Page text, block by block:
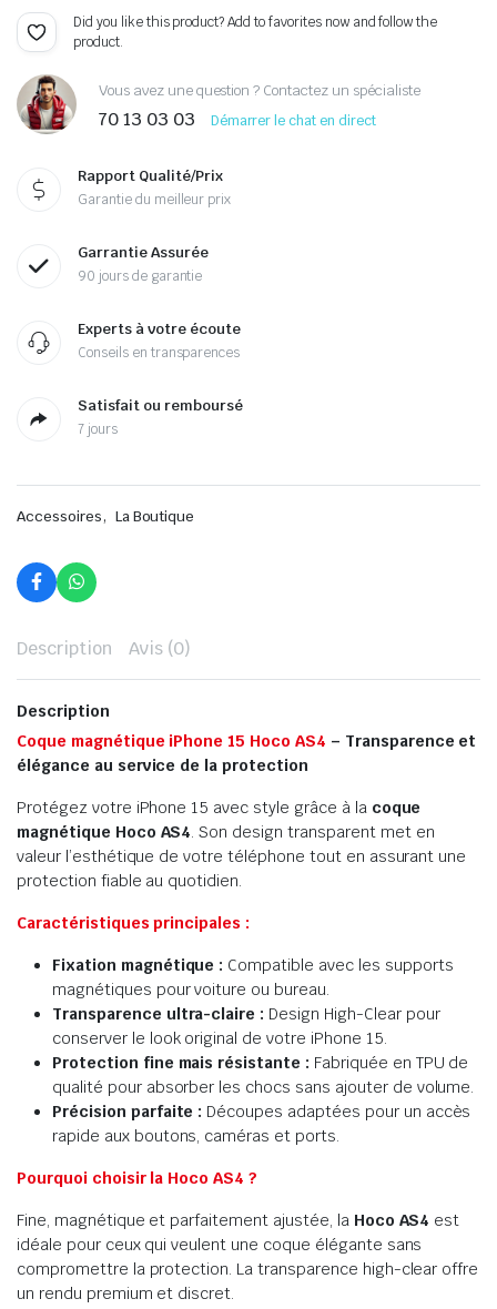
Did you like this product? Add to favorites now and follow the
product.
Vous avez une question ? Contactez un spécialiste
70 13 03 03 Démarrer le chat en direct
Rapport Qualité/Prix
Garantie du meilleur prix
Garrantie Assurée
90 jours de garantie
Experts à votre écoute
Conseils en transparences
Satisfait ou remboursé
7 jours
Accessoires, La Boutique
Description Avis (0)
Description
Coque magnétique iPhone 15 Hoco AS4 – Transparence et
élégance au service de la protection
Protégez votre iPhone 15 avec style grâce à la coque
magnétique Hoco AS4. Son design transparent met en
valeur l’esthétique de votre téléphone tout en assurant une
protection fiable au quotidien.
Caractéristiques principales :
Fixation magnétique : Compatible avec les supports
magnétiques pour voiture ou bureau.
Transparence ultra-claire : Design High-Clear pour
conserver le look original de votre iPhone 15.
Protection fine mais résistante : Fabriquée en TPU de
qualité pour absorber les chocs sans ajouter de volume.
Précision parfaite : Découpes adaptées pour un accès
rapide aux boutons, caméras et ports.
Pourquoi choisir la Hoco AS4 ?
Fine, magnétique et parfaitement ajustée, la Hoco AS4 est
idéale pour ceux qui veulent une coque élégante sans
compromettre la protection. La transparence high-clear offre
un rendu premium et discret.